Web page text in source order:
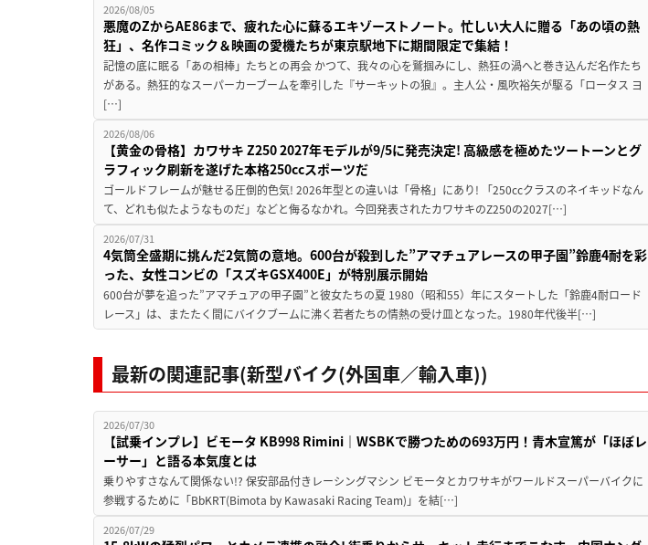
2026/08/05
悪魔のZからAE86まで、疲れた心に蘇るエキゾーストノート。忙しい大人に贈る「あの頃の熱
狂」、名作コミック＆映画の愛機たちが東京駅地下に期間限定で集結！
記憶の底に眠る「あの相棒」たちとの再会 かつて、我々の心を鷲掴みにし、熱狂の渦へと巻き込んだ名作たち
がある。熱狂的なスーパーカーブームを牽引した『サーキットの狼』。主人公・風吹裕矢が駆る「ロータス ヨ
[…]
2026/08/06
【黄金の骨格】カワサキ Z250 2027年モデルが9/5に発売決定! 高級感を極めたツートーンとグ
ラフィック刷新を遂げた本格250ccスポーツだ
ゴールドフレームが魅せる圧倒的色気! 2026年型との違いは「骨格」にあり! 「250ccクラスのネイキッドなん
て、どれも似たようなものだ」などと侮るなかれ。今回発表されたカワサキのZ250の2027[…]
2026/07/31
4気筒全盛期に挑んだ2気筒の意地。600台が殺到した”アマチュアレースの甲子園”鈴鹿4耐を彩
った、女性コンビの「スズキGSX400E」が特別展示開始
600台が夢を追った”アマチュアの甲子園”と彼女たちの夏 1980（昭和55）年にスタートした「鈴鹿4耐ロード
レース」は、またたく間にバイクブームに沸く若者たちの情熱の受け皿となった。1980年代後半[…]
最新の関連記事(新型バイク(外国車／輸入車))
2026/07/30
【試乗インプレ】ビモータ KB998 Rimini｜WSBKで勝つための693万円！青木宣篤が「ほぼレ
ーサー」と語る本気度とは
乗りやすさなんて関係ない!? 保安部品付きレーシングマシン ビモータとカワサキがワールドスーパーバイクに
参戦するために「BbKRT(Bimota by Kawasaki Racing Team)」を結[…]
2026/07/29